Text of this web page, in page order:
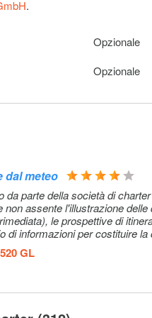
the
Opzionale
not
Opzionale
.
Opzionale
Opzionale
dal meteo
da parte della società di
assente l'illustrazione
le prospettive di
di informazioni per costituire
degli altri imbarchi, mi
skipper che, però, non era
inferiori alla media e
GL